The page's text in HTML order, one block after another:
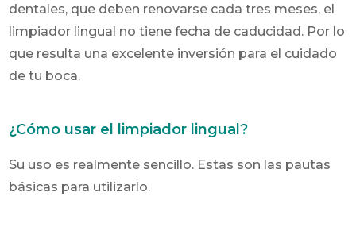
dentales, que deben renovarse cada tres meses, el
limpiador lingual no tiene fecha de caducidad. Por lo
que resulta una excelente inversión para el cuidado
de tu boca.
¿Cómo usar el limpiador lingual?
Su uso es realmente sencillo. Estas son las pautas
básicas para utilizarlo.